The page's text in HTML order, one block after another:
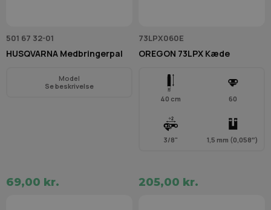
501 67 32-01
HUSQVARNA Medbringerpal
Model
Se beskrivelse
69,00 kr.
73LPX060E
OREGON 73LPX Kæde
40 cm 60
3/8" 1,5 mm (0,058″)
205,00 kr.